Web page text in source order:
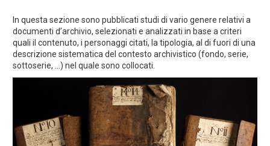
In questa sezione sono pubblicati studi di vario genere relativi a
documenti d’archivio, selezionati e analizzati in base a criteri
quali il contenuto, i personaggi citati, la tipologia, al di fuori di una
descrizione sistematica del contesto archivistico (fondo, serie,
sottoserie, ...) nel quale sono collocati.